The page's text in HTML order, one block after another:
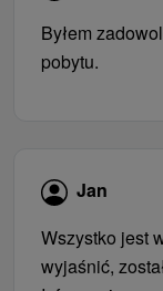
Byłem
pobytu.
Jan
Wszystko jest
wyjaśnić,